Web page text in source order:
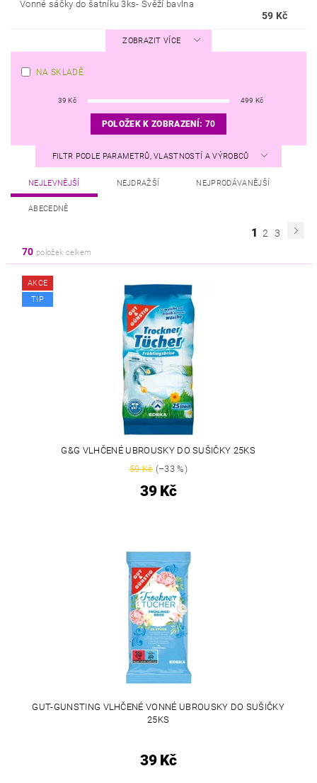
Vonné sáčky do šatníku 3ks- Svěží bavlna
59 Kč
ZOBRAZIT VÍCE
NA SKLADĚ
39 Kč 499 Kč
POLOŽEK K ZOBRAZENÍ: 70
FILTR PODLE PARAMETRŮ, VLASTNOSTÍ A VÝROBCŮ
NEJLEVNĚJŠÍ NEJDRAŽŠÍ NEJPRODÁVANĚJŠÍ
ABECEDNĚ
1 2
3
70 položek celkem
AKCE
TIP
G&G VLHČENÉ UBROUSKY DO SUŠIČKY 25KS
59 Kč(–33 %)
39 Kč
GUT-GUNSTING VLHČENÉ VONNÉ UBROUSKY DO SUŠIČKY
25KS
39 Kč